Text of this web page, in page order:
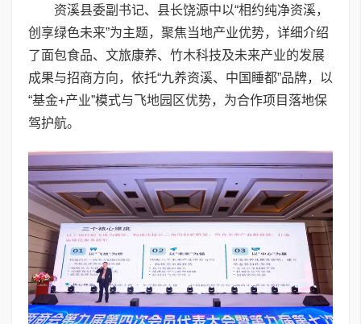
资溪县委副书记、县长饶源中以“相约纯净资溪，
创享绿色未来”为主题，聚焦当地产业优势，详细介绍
了面包食品、文旅康养、竹木科技及未来产业的发展
成果与招商方向，依托“九养资溪、中国睡都”品牌，以
“基金+产业”模式与飞地园区优势，为合作项目落地保
驾护航。